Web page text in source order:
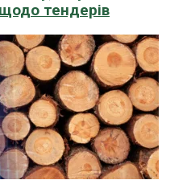
тендерів